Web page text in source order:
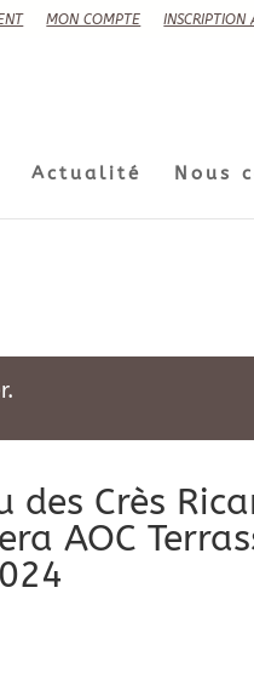
MON COMPTE INSCRIPTION
Actualité Nous
des Crès
AOC